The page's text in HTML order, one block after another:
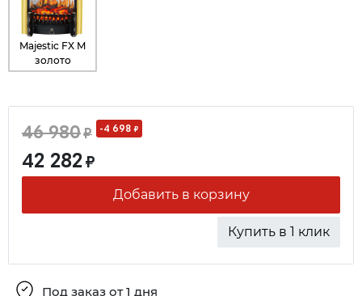
Majestic FX M
золото
46 980₽ -4 698 ₽
42 282₽
Добавить в корзину
Купить в 1 клик
Под заказ от 1 дня